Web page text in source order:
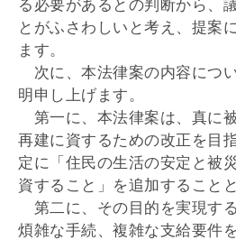
る必要があるとの判断から、
とがふさわしいと考え、提案
ます。
次に、本法律案の内容につ
明申し上げます。
第一に、本法律案は、真に
再建に資するための改正を目
定に「住民の生活の安定と被
資すること」を追加すること
第二に、その目的を実現す
煩雑な手続、複雑な支給要件